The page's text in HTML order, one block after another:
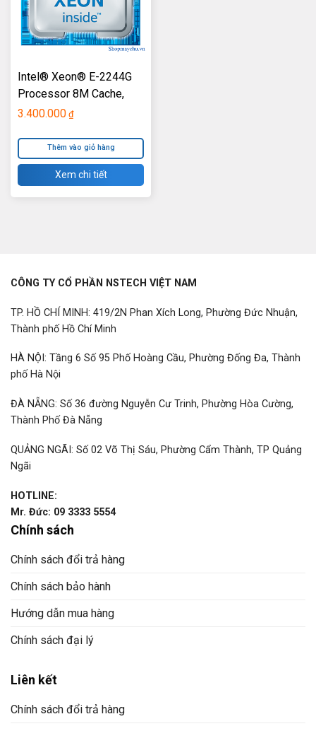
Intel® Xeon® E-2244G
Processor 8M Cache,
3.80 GHz TM-R240_HP
3.400.000 ₫
Thêm vào giỏ hàng
Xem chi tiết
CÔNG TY CỔ PHẦN NSTECH VIỆT NAM
TP. HỒ CHÍ MINH: 419/2N Phan Xích Long, Phường Đức Nhuận,
Thành phố Hồ Chí Minh
HÀ NỘI: Tầng 6 Số 95 Phố Hoàng Cầu, Phường Đống Đa, Thành
phố Hà Nội
ĐÀ NẴNG: Số 36 đường Nguyễn Cư Trinh, Phường Hòa Cường,
Thành Phố Đà Nẵng
QUẢNG NGÃI: Số 02 Võ Thị Sáu, Phường Cẩm Thành, TP Quảng
Ngãi
HOTLINE:
Mr. Đức: 09 3333 5554
Chính sách
Chính sách đổi trả hàng
Chính sách bảo hành
Hướng dẫn mua hàng
Chính sách đại lý
Liên kết
Chính sách đổi trả hàng